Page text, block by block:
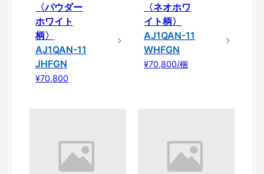
〈パウダー
ホワイト
柄〉
AJ1QAN-11
JHFGN
¥70,800
〈ネオホワ
イト柄〉
AJ1QAN-11
WHFGN
¥70,800/梱